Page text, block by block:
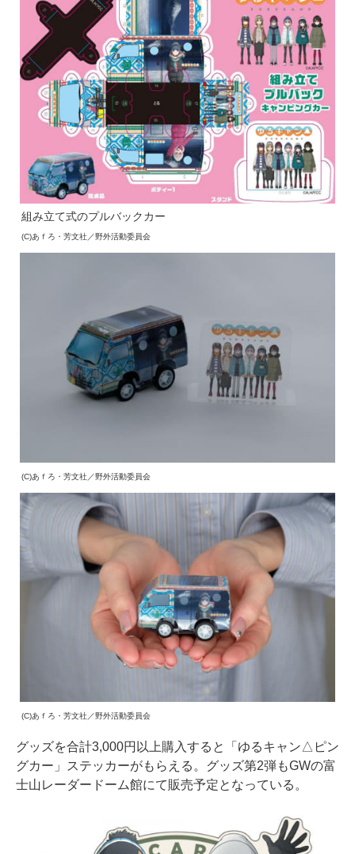
組み立て式のプルバックカー
(C)あｆろ・芳文社／野外活動委員会
(C)あｆろ・芳文社／野外活動委員会
(C)あｆろ・芳文社／野外活動委員会
グッズを合計3,000円以上購入すると「ゆるキャン△ピン
グカー」ステッカーがもらえる。グッズ第2弾もGWの富
士山レーダードーム館にて販売予定となっている。